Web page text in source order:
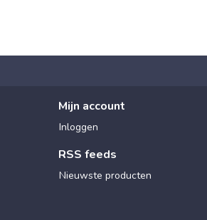
Mijn account
Inloggen
RSS feeds
Nieuwste producten